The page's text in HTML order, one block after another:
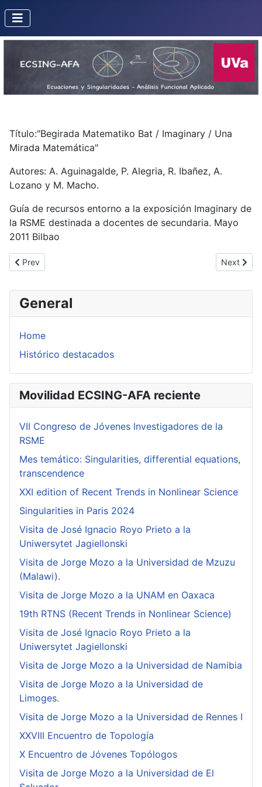
General
Home
Histórico destacados
Movilidad ECSING-AFA reciente
VII Congreso de Jóvenes Investigadores de la
RSME
Mes temático: Singularities, differential equations,
transcendence
XXI edition of Recent Trends in Nonlinear Science
Singularities in Paris 2024
Visita de José Ignacio Royo Prieto a la
Uniwersytet Jagiellonski
Visita de Jorge Mozo a la Universidad de Mzuzu
(Malawi).
Visita de Jorge Mozo a la UNAM en Oaxaca
19th RTNS (Recent Trends in Nonlinear Science)
Visita de José Ignacio Royo Prieto a la
Uniwersytet Jagiellonski
Visita de Jorge Mozo a la Universidad de Namibia
Visita de Jorge Mozo a la Universidad de
Limoges.
Visita de Jorge Mozo a la Universidad de Rennes I
XXVIII Encuentro de Topología
X Encuentro de Jóvenes Topólogos
Visita de Jorge Mozo a la Universidad de El
Título:"Begirada Matematiko Bat / Imaginary / Una
Mirada Matemática"
Autores: A. Aguinagalde, P. Alegria, R. Ibañez, A.
Lozano y M. Macho.
Guía de recursos entorno a la exposición Imaginary de
la RSME destinada a docentes de secundaria. Mayo
2011 Bilbao
Previous article: Euler y un balón de fútbol
Prev Next
Next